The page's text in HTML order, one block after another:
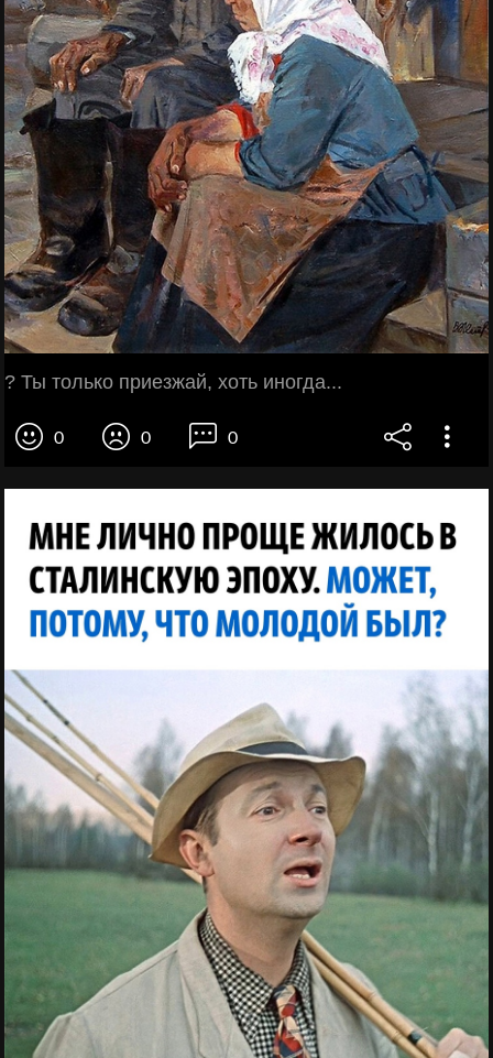
? Ты только приезжай, хоть иногда...
0 0 0